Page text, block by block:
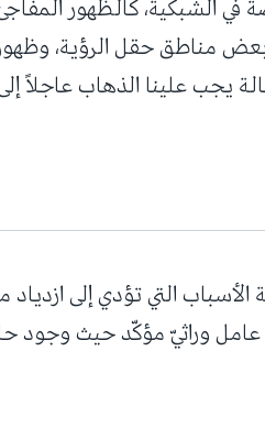
الشبكية، كالظهور
مناطق حقل الرؤية، وظهور
يجب علينا الذهاب عاجلاً
التي تؤدي إلى ازدياد
وراثيّ مؤكّد حيث وجود